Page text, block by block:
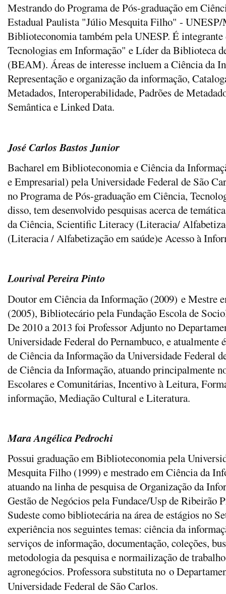
Mestrando do Programa de Pós-graduação em
Estadual Paulista "Júlio Mesquita Filho" - UNESP/
Biblioteconomia também pela UNESP. É integrante
Tecnologias em Informação" e Líder da Biblioteca
(BEAM). Áreas de interesse incluem a Ciência da
Representação e organização da informação,
Metadados, Interoperabilidade, Padrões de
Semântica e Linked Data.
José Carlos Bastos Junior
Bacharel em Biblioteconomia e Ciência da
e Empresarial) pela Universidade Federal de São
no Programa de Pós-graduação em Ciência,
disso, tem desenvolvido pesquisas acerca de
da Ciência, Scientific Literacy (Literacia/
(Literacia / Alfabetização em saúde)e Acesso à
Lourival Pereira Pinto
Doutor em Ciência da Informação (2009) e Mestre
(2005), Bibliotecário pela Fundação Escola de
De 2010 a 2013 foi Professor Adjunto no
Universidade Federal do Pernambuco, e
de Ciência da Informação da Universidade Federal
de Ciência da Informação, atuando principalmente
Escolares e Comunitárias, Incentivo à Leitura,
informação, Mediação Cultural e Literatura.
Mara Angélica Pedrochi
Possui graduação em Biblioteconomia pela
Mesquita Filho (1999) e mestrado em Ciência da
atuando na linha de pesquisa de Organização da
Gestão de Negócios pela Fundace/Usp de Ribeirão
Sudeste como bibliotecária na área de estágios no
experiência nos seguintes temas: ciência da
serviços de informação, documentação, coleções,
metodologia da pesquisa e normailização de
agronegócios. Professora substituta no o
Universidade Federal de São Carlos.